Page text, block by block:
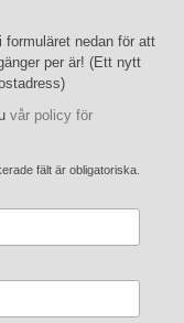
nedan för att
per är! (Ett nytt
vår policy för
fält är obligatoriska.